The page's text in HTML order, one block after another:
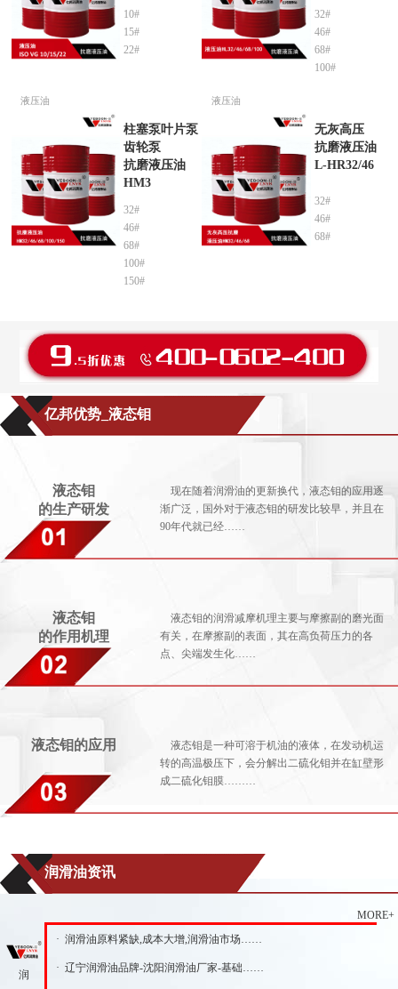
10#
15#
22#
32#
46#
68#
100#
液压油
柱塞泵叶片泵
齿轮泵
抗磨液压油
HM3
32#
46#
68#
100#
150#
液压油
无灰高压
抗磨液压油
L-HR32/46
32#
46#
68#
亿邦优势_液态钼
液态钼
的生产研发
现在随着润滑油的更新换代，液态钼的应用逐
渐广泛，国外对于液态钼的研发比较早，并且在
90年代就已经……
液态钼
的作用机理
液态钼的润滑减摩机理主要与摩擦副的磨光面
有关，在摩擦副的表面，其在高负荷压力的各
点、尖端发生化……
液态钼的应用
液态钼是一种可溶于机油的液体，在发动机运
转的高温极压下，会分解出二硫化钼并在缸壁形
成二硫化钼膜………
润滑油资讯
MORE+
润
· 润滑油原料紧缺,成本大增,润滑油市场……
· 辽宁润滑油品牌-沈阳润滑油厂家-基础……